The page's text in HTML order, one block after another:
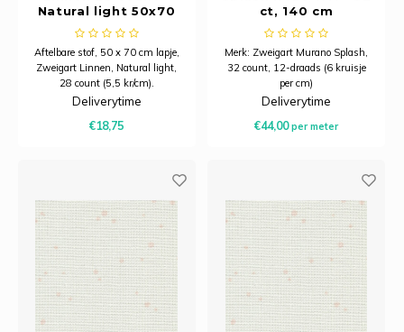
Natural light 50x70
cm - Zweigart
Aftelbare stof, 50 x 70 cm lapje,
Zweigart Linnen, Natural light,
28 count (5,5 kr/cm).
Deliverytime
€18,75
ct, 140 cm
Merk: Zweigart Murano Splash,
32 count, 12-draads (6 kruisje
per cm)
Breedte: 140 cm breed
modal
Deliverytime
€44,00per meter